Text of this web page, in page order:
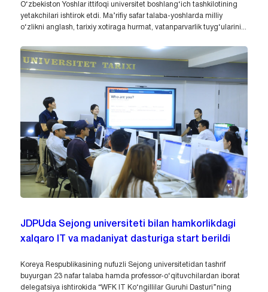
O‘zbekiston Yoshlar ittifoqi universitet boshlang‘ich tashkilotining
yetakchilari ishtirok etdi. Ma’rifiy safar talaba-yoshlarda milliy
o‘zlikni anglash, tarixiy xotiraga hurmat, vatanparvarlik tuyg‘ularini...
JDPUda Sejong universiteti bilan hamkorlikdagi
xalqaro IT va madaniyat dasturiga start berildi
Koreya Respublikasining nufuzli Sejong universitetidan tashrif
buyurgan 23 nafar talaba hamda professor-o‘qituvchilardan iborat
delegatsiya ishtirokida “WFK IT Ko‘ngillilar Guruhi Dasturi”ning